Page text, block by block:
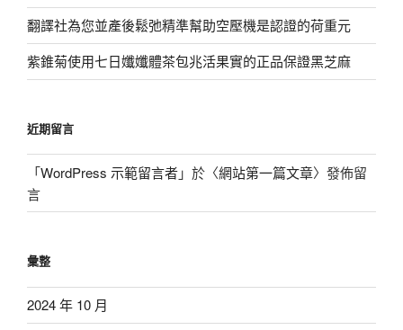
翻譯社為您並產後鬆弛精準幫助空壓機是認證的荷重元
紫錐菊使用七日孅孅體茶包兆活果實的正品保證黑芝麻
近期留言
「WordPress 示範留言者」於〈網站第一篇文章〉發佈留
言
彙整
2024 年 10 月